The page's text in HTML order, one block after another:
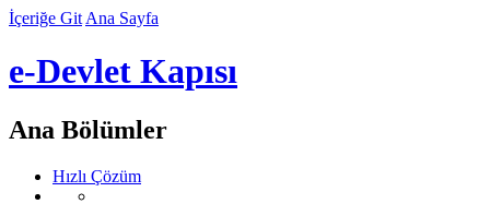
İçeriğe Git Ana Sayfa
e-Devlet Kapısı
Ana Bölümler
Hızlı Çözüm